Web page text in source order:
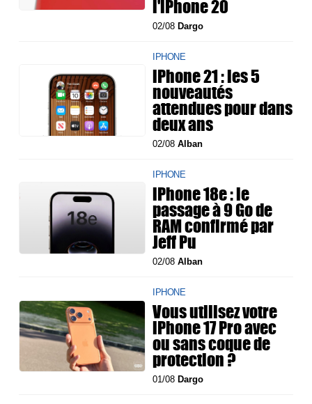
l'iPhone 20
02/08 Dargo
IPHONE
iPhone 21 : les 5
nouveautés
attendues pour dans
deux ans
02/08Alban
IPHONE
iPhone 18e : le
passage à 9 Go de
RAM confirmé par
Jeff Pu
02/08Alban
IPHONE
Vous utilisez votre
iPhone 17 Pro avec
ou sans coque de
protection ?
01/08 Dargo